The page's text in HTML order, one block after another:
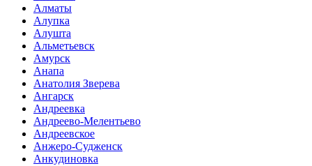
Алматы
Алупка
Алушта
Альметьевск
Амурск
Анапа
Анатолия Зверева
Ангарск
Андреевка
Андреево-Мелентьево
Андреевское
Анжеро-Судженск
Анкудиновка